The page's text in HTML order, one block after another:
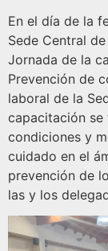
En el día de la
Sede Central
Jornada de la
Prevención de
laboral de la
capacitación se
condiciones y
cuidado en el
prevención de
las y los